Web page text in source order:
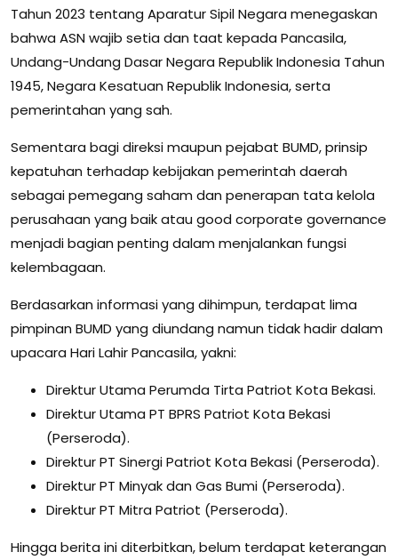
Tahun 2023 tentang Aparatur Sipil Negara menegaskan
bahwa ASN wajib setia dan taat kepada Pancasila,
Undang-Undang Dasar Negara Republik Indonesia Tahun
1945, Negara Kesatuan Republik Indonesia, serta
pemerintahan yang sah.
Sementara bagi direksi maupun pejabat BUMD, prinsip
kepatuhan terhadap kebijakan pemerintah daerah
sebagai pemegang saham dan penerapan tata kelola
perusahaan yang baik atau good corporate governance
menjadi bagian penting dalam menjalankan fungsi
kelembagaan.
Berdasarkan informasi yang dihimpun, terdapat lima
pimpinan BUMD yang diundang namun tidak hadir dalam
upacara Hari Lahir Pancasila, yakni:
Direktur Utama Perumda Tirta Patriot Kota Bekasi.
Direktur Utama PT BPRS Patriot Kota Bekasi
(Perseroda).
Direktur PT Sinergi Patriot Kota Bekasi (Perseroda).
Direktur PT Minyak dan Gas Bumi (Perseroda).
Direktur PT Mitra Patriot (Perseroda).
Hingga berita ini diterbitkan, belum terdapat keterangan